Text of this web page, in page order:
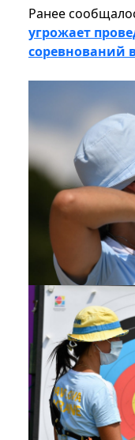
Ранее
угрожает
соревнований